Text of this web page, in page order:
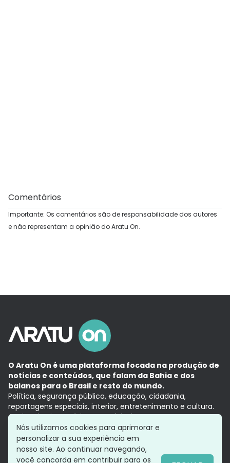
Comentários
Importante: Os comentários são de responsabilidade dos autores
e não representam a opinião do Aratu On.
O Aratu On é uma plataforma focada na produção de
notícias e conteúdos, que falam da Bahia e dos
baianos para o Brasil e resto do mundo.
Política, segurança pública, educação, cidadania,
reportagens especiais, interior, entretenimento e cultura.
Aqui, tudo vira notícia e a notícia é no tempo presente,
com a credibilidade do Grupo Aratu.
Grupo Aratu
Política de privacidade
Nós utilizamos cookies para aprimorar e
personalizar a sua experiência em
nosso site. Ao continuar navegando,
você concorda em contribuir para os